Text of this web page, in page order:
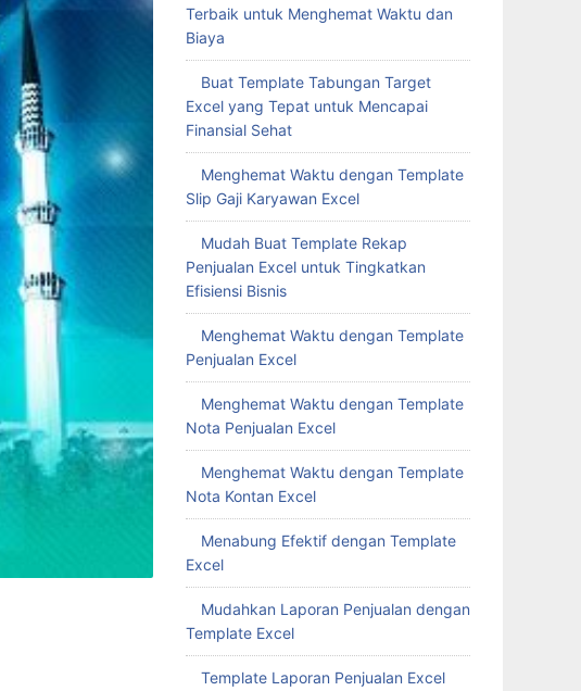
Terbaik untuk Menghemat Waktu dan
Biaya
Buat Template Tabungan Target
Excel yang Tepat untuk Mencapai
Finansial Sehat
Menghemat Waktu dengan Template
Slip Gaji Karyawan Excel
Mudah Buat Template Rekap
Penjualan Excel untuk Tingkatkan
Efisiensi Bisnis
Menghemat Waktu dengan Template
Penjualan Excel
Menghemat Waktu dengan Template
Nota Penjualan Excel
Menghemat Waktu dengan Template
Nota Kontan Excel
Menabung Efektif dengan Template
Excel
Mudahkan Laporan Penjualan dengan
Template Excel
Template Laporan Penjualan Excel